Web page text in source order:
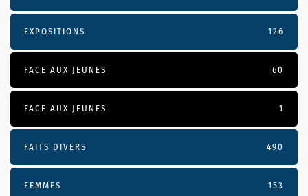
EXPOSITIONS 126
FACE AUX JEUNES 60
FACE AUX JEUNES 1
FAITS DIVERS 490
FEMMES 153